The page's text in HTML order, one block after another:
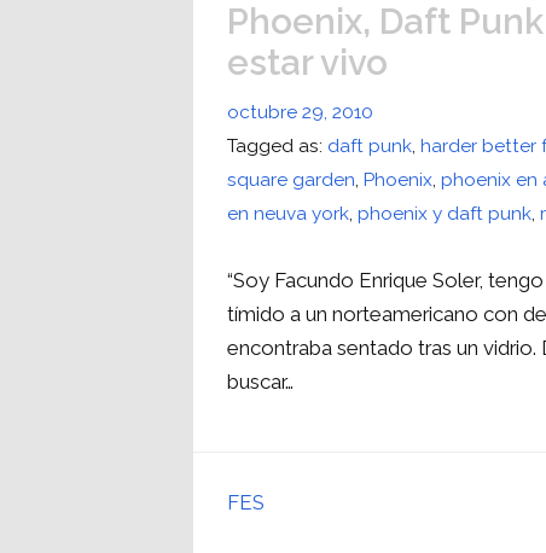
Phoenix, Daft
estar vivo
octubre 29, 2010
Tagged as: daft punk,harder better
square garden,Phoenix,phoenix en
en neuva york,phoenix y daft punk,
“Soy Facundo Enrique Soler,
tímido a un norteamericano con
encontraba sentado tras un
buscar…
FES